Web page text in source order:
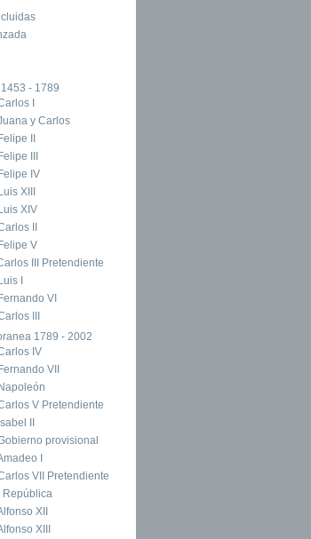
- 1789
I
y Carlos
II
III
IV
XIII
XIV
II
V
III Pretendiente
I
VI
III
1789 - 2002
IV
VII
V Pretendiente
II
provisional
I
VII Pretendiente
República
XII
XIII